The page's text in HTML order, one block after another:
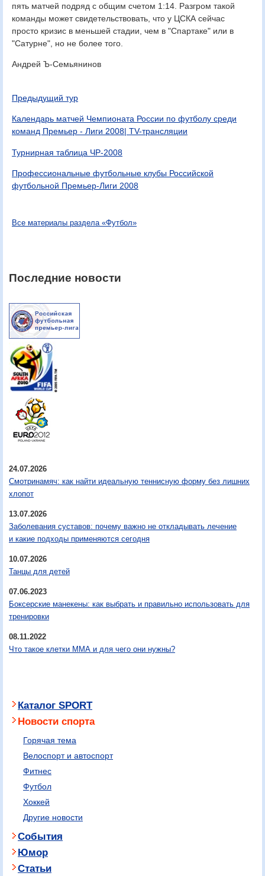
пять матчей подряд с общим счетом 1:14. Разгром такой
команды может свидетельствовать, что у ЦСКА сейчас
просто кризис в меньшей стадии, чем в "Спартаке" или в
"Сатурне", но не более того.
Андрей Ъ-Семьянинов
Предыдущий тур
Календарь матчей Чемпионата России по футболу среди
команд Премьер - Лиги 2008| TV-трансляции
Турнирная таблица ЧР-2008
Профессиональные футбольные клубы Российской
футбольной Премьер-Лиги 2008
Все материалы раздела «Футбол»
Последние новости
24.07.2026
Смотринамяч: как найти идеальную теннисную форму без лишних
хлопот
13.07.2026
Заболевания суставов: почему важно не откладывать лечение
и какие подходы применяются сегодня
10.07.2026
Танцы для детей
07.06.2023
Боксерские манекены: как выбрать и правильно использовать для
тренировки
08.11.2022
Что такое клетки ММА и для чего они нужны?
Каталог SPORT
Новости спорта
Горячая тема
Велоспорт и автоспорт
Фитнес
Футбол
Хоккей
Другие новости
События
Юмор
Статьи